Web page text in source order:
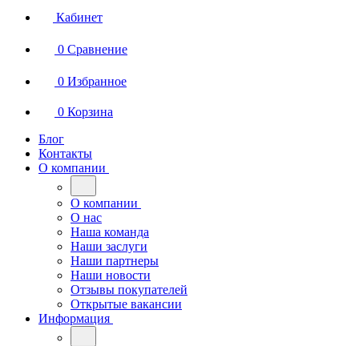
Кабинет
0 Сравнение
0 Избранное
0 Корзина
Блог
Контакты
О компании
О компании
О нас
Наша команда
Наши заслуги
Наши партнеры
Наши новости
Отзывы покупателей
Открытые вакансии
Информация